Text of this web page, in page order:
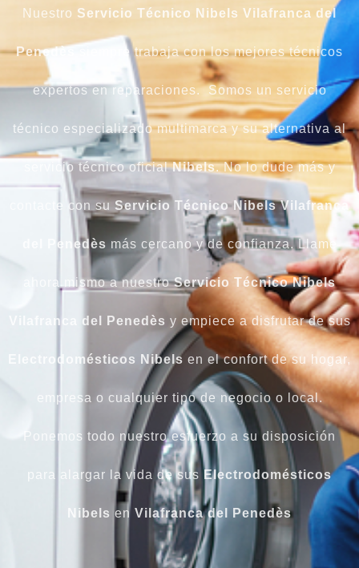
Nuestro Servicio Técnico Nibels Vilafranca del
Penedès siempre trabaja con los mejores técnicos
expertos en reparaciones. Somos un servicio
técnico especializado multimarca y su alternativa al
servicio técnico oficialNibels. No lo dude más y
contacte con su Servicio Técnico Nibels Vilafranca
del Penedès más cercano y de confianza. Llame
ahora mismo a nuestroServicio Técnico Nibels
Vilafranca del Penedès y empiece a disfrutar de sus
Electrodomésticos Nibels en el confort de su hogar,
empresa o cualquier tipo de negocio o local.
Ponemos todo nuestro esfuerzo a su disposición
para alargar la vida de sus Electrodomésticos
Nibels en Vilafranca del Penedès